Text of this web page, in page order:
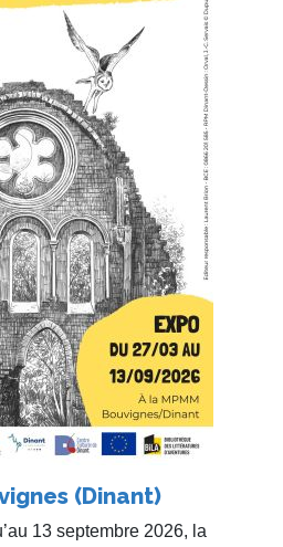
(Dinant)
13 septembre 2026, la